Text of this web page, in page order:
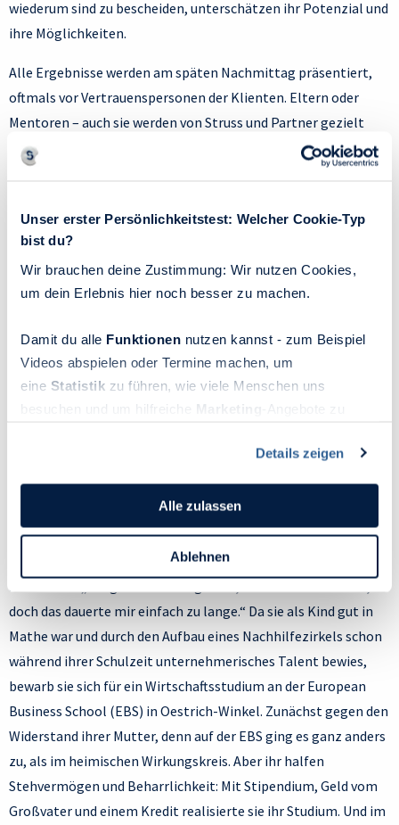
Unser erster Persönlichkeitstest: Welcher Cookie-Typ
bist du?
Wir brauchen deine Zustimmung: Wir nutzen Cookies,
um dein Erlebnis hier noch besser zu machen.
Damit du alle Funktionen nutzen kannst - zum Beispiel
Videos abspielen oder Termine machen, um
eine Statistik zu führen, wie viele Menschen uns
besuchen und um hilfreiche Marketing
-Angebote zu
Du kannst deine Einwilligung jederzeit widerrufen oder
Ecke des Bildschirms klickst. Lies mehr darüber, wie wir
Cookies und andere Technologien zur Erfassung
Details zeigen
Alle zulassen
Ablehnen
wiederum sind zu bescheiden, unterschätzen ihr Potenzial und
ihre Möglichkeiten.
Alle Ergebnisse werden am späten Nachmittag präsentiert,
oftmals vor Vertrauenspersonen der Klienten. Eltern oder
Mentoren – auch sie werden von Struss und Partner gezielt
angesprochen, denn sie haben für ihre Zöglinge manchmal
ganz eigene Vorstellungen. Es kann also Überraschungen
machen oder was sie sich für die Zukunft ihres Kindes
vorstellen“, wird präzisiert. „Es gibt keine
Gefälligkeitsempfehlungen“ – ein Markenzeichen von Struss
und Partner. Auch marktbedingte Empfehlungen gibt es nicht,
Wer Ragnhild Struss sieht, merkt sofort, dass es ihr ernst ist
und für sie das Wohl der Jugendlichen im Vordergrund ihrer
Arbeit steht: „Es geht um die Persönlichkeit der jungen
Denn es ist ein Weg, den sie selbst gegangen ist. Geboren in
Lüneburg, dort in eher einfach Verhältnissen sowie im Umfeld
der Waldorfschule aufgewachsen, stammt sie aus einer
Familie, für die Karriere im klassischen Sinne keine große Rolle
spielt. „Unabhängig wollte ich irgendwann sein“, erinnert sie
doch das dauerte mir einfach zu lange.“ Da sie als Kind gut in
Mathe war und durch den Aufbau eines Nachhilfezirkels schon
während ihrer Schulzeit unternehmerisches Talent bewies,
bewarb sie sich für ein Wirtschaftsstudium an der European
Business School (EBS) in Oestrich-Winkel. Zunächst gegen den
Widerstand ihrer Mutter, denn auf der EBS ging es ganz anders
zu, als im heimischen Wirkungskreis. Aber ihr halfen
Stehvermögen und Beharrlichkeit: Mit Stipendium, Geld vom
Großvater und einem Kredit realisierte sie ihr Studium. Und im